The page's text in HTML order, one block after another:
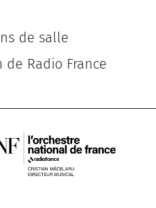
de salle
de Radio France